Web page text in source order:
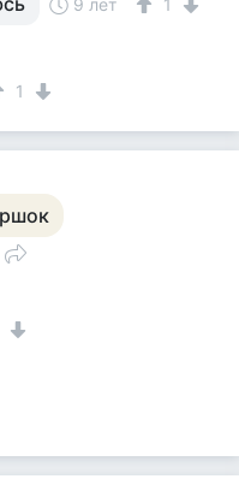
9 лет 1
1